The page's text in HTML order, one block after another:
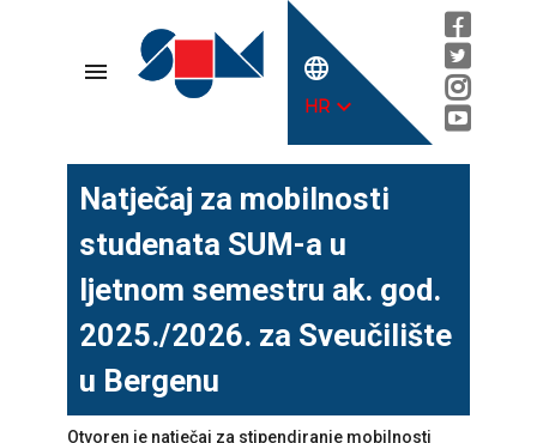
menu language
HRexpand_more
Natječaj za mobilnosti
studenata SUM-a u
ljetnom semestru ak. god.
2025./2026. za Sveučilište
u Bergenu
Otvoren je natječaj za stipendiranje mobilnosti